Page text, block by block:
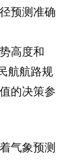
预测准确
高度和
航航路规
的决策参
气象预测